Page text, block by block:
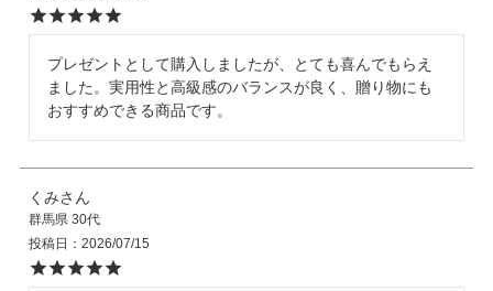
ルマガ登録・解除
舗紹介
プレゼントとして購入しましたが、とても喜んでもらえ
ました。実用性と高級感のバランスが良く、贈り物にも
おすすめできる商品です。
くみ
群馬県 30代
投稿日
2026/07/15